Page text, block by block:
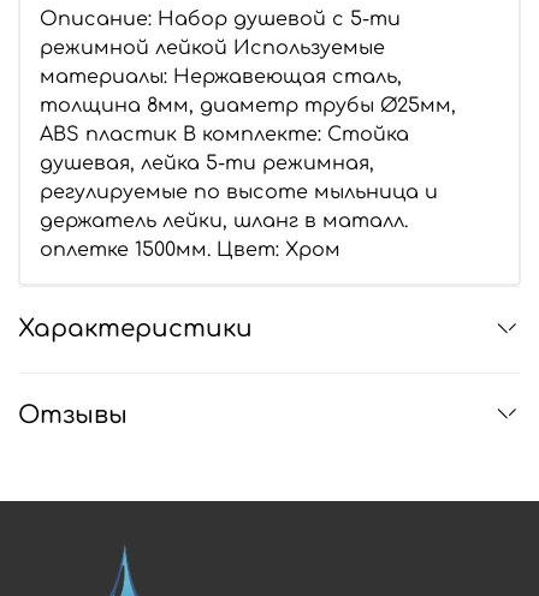
Описание: Набор душевой с 5-ти
режимной лейкой Используемые
материалы: Нержавеющая сталь,
толщина 8мм, диаметр трубы Ø25мм,
ABS пластик В комплекте: Стойка
душевая, лейка 5-ти режимная,
регулируемые по высоте мыльница и
держатель лейки, шланг в маталл.
оплетке 1500мм. Цвет: Хром
Характеристики
Отзывы